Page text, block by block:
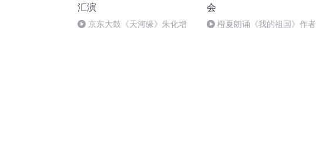
汇演
京东大鼓《天河缘》朱化增
会
橙夏朗诵《我的祖国》作者